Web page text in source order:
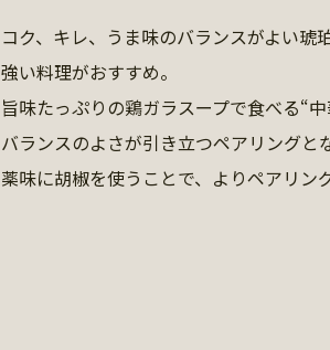
コク、キレ、うま味のバランスがよい琥
強い料理がおすすめ。
旨味たっぷりの鶏ガラスープで食べる“
バランスのよさが引き立つペアリングと
薬味に胡椒を使うことで、よりペアリン